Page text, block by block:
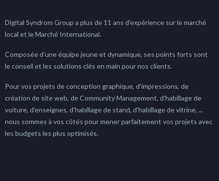
Digital Syndrom Group a plus de 11 ans d'expérience sur le marché
local et le Marché International.
Composée d'une équipe jeune et dynamique, ses points forts sont
le conseil et les solutions clés en main pour nos clients.
Pour vos projets de conception graphique, d'impressions, de
création de site web, de Community Management, d'habillage de
voiture, d'enseignes, d'habillage de stand, d'habillage de vitrine, ...
nous sommes à vos côtés pour mener parfaitement vos projets avec
les budgets les plus optimisés.